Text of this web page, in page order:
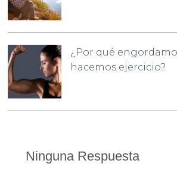
¿Por qué
hacemos ejercicio?
Ninguna Respuesta